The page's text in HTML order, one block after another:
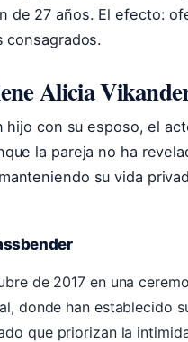
de 27 años. El efecto:
consagrados.
Alicia
hijo con su esposo, el
la pareja no ha
su vida
de 2017 en una
donde han establecido
que priorizan la